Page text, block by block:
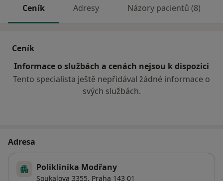
Ceník Adresy Názory pacientů (8)
Ceník
Informace o službách a cenách nejsou k dispozici
Tento specialista ještě nepřidával žádné informace o
svých službách.
Adresa
Poliklinika Modřany
Soukalova 3355, Praha 143 01